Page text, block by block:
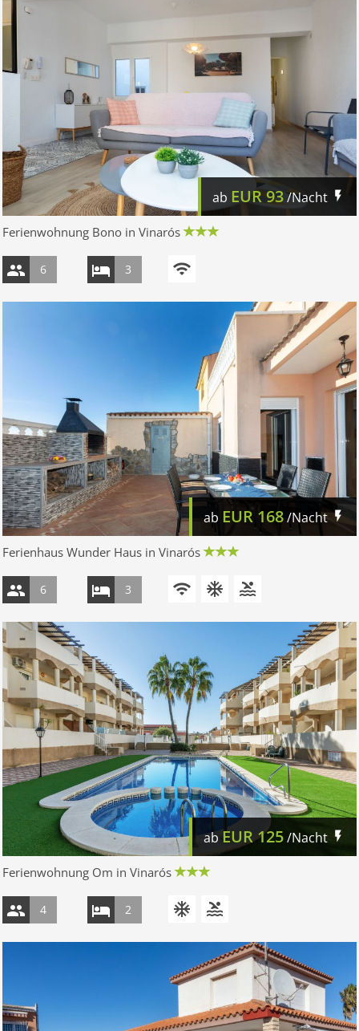
ab EUR93/Nacht
Ferienwohnung Bono in Vinarós
6 3
ab EUR 168/Nacht
Ferienhaus Wunder Haus in Vinarós
6 3
ab EUR125/Nacht
Ferienwohnung Om in Vinarós
4 2